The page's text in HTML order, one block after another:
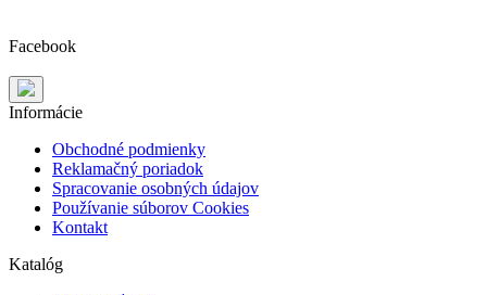
Facebook
Informácie
Obchodné podmienky
Reklamačný poriadok
Spracovanie osobných údajov
Používanie súborov Cookies
Kontakt
Katalóg